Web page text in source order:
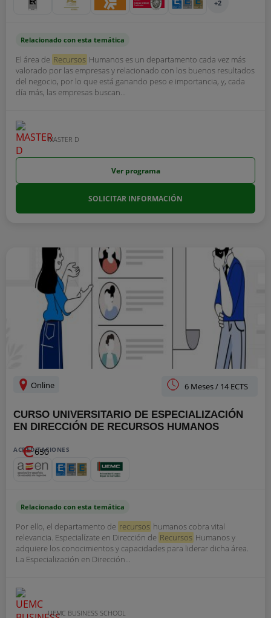
+2
Relacionado con esta temática
El área de Recursos Humanos es un departamento cada vez más
valorado por las empresas y relacionado con los buenos resultados
del negocio, por lo que está ganando peso e importancia, y, cada
día más, las empresas buscan...
MASTER D
Ver programa
SOLICITAR INFORMACIÓN
Online 6 Meses / 14 ECTS
CURSO UNIVERSITARIO DE ESPECIALIZACIÓN
EN DIRECCIÓN DE RECURSOS HUMANOS
650
ACREDITACIONES
Relacionado con esta temática
Por ello, el departamento de recursos humanos cobra vital
relevancia. Especialízate en Dirección de Recursos Humanos y
adquiere los conocimientos y capacidades para liderar dicha área.
La Especialización en Dirección...
UEMC BUSINESS SCHOOL